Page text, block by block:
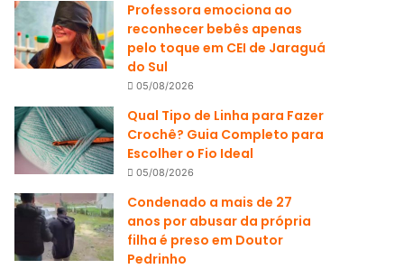
Professora emociona ao
reconhecer bebês apenas
pelo toque em CEI de Jaraguá
do Sul
05/08/2026
Qual Tipo de Linha para Fazer
Crochê? Guia Completo para
Escolher o Fio Ideal
05/08/2026
Condenado a mais de 27
anos por abusar da própria
filha é preso em Doutor
Pedrinho